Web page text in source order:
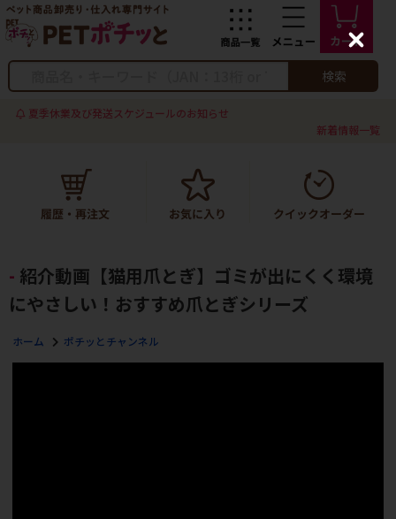
検索
夏季休業及び発送スケジュールのお知らせ
新着情報一覧
紹介動画【猫用爪とぎ】ゴミが出にくく環境
にやさしい！おすすめ爪とぎシリーズ
ホーム ポチッとチャンネル
C
l
s